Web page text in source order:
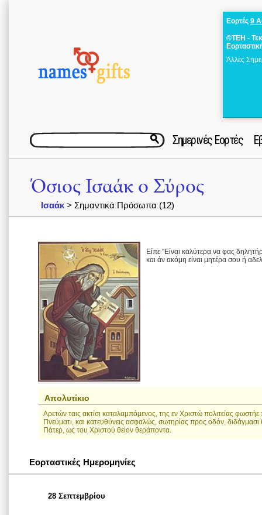
Εορτές 9
©ΤΕΗ -
Άλλες
Σημερινές Εορτές
Όσιος Ισαάκ ο Σύρος
Ισαάκ > Σημαντικά Πρόσωπα (12)
Είπε "Είναι καλύτερα να φας
και άν ακόμη είναι μητέρα σου ή
Απολυτίκιο
Αρετών ταις ακτίσι καταλαμπόμενος, της εν Χριστώ πολιτείας
Πνεύματι, και κατευθύνεις ασφαλώς, σωτηρίας προς οδόν,
Πάτερ, ως του Χριστού θείον θεράποντα.
Εορταστικές Ημερομηνίες
28 Σεπτεμβρίου